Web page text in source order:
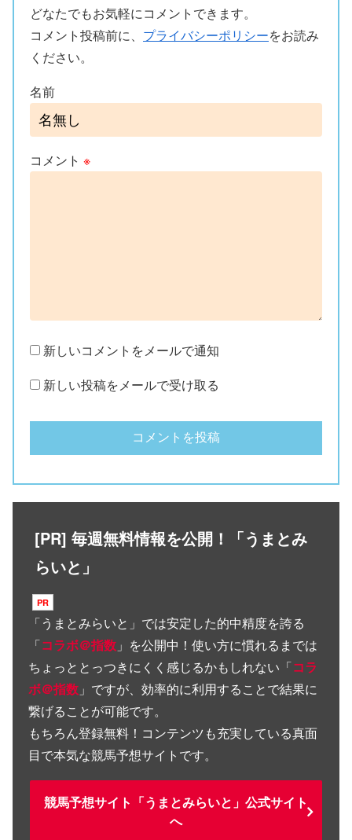
どなたでもお気軽にコメントできます。
コメント投稿前に、 プライバシーポリシーをお読み
ください。
名前
コメント ※
新しいコメントをメールで通知
新しい投稿をメールで受け取る
[PR] 毎週無料情報を公開！「うまとみ
らいと」
「うまとみらいと 」では安定した的中精度を誇る
「コラボ＠指数 」を公開中！使い方に慣れるまでは
ちょっととっつきにくく感じるかもしれない「コラ
ボ＠指数 」ですが、効率的に利用することで結果に
繋げることが可能です。
もちろん登録無料！コンテンツも充実している真面
目で本気な競馬予想サイトです。
競馬予想サイト「うまとみらいと」公式サイト
へ